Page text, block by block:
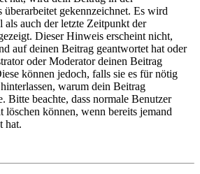
überarbeitet gekennzeichnet. Es wird
auch der letzte Zeitpunkt der
Dieser Hinweis erscheint nicht,
auf deinen Beitrag geantwortet hat oder
oder Moderator deinen Beitrag
können jedoch, falls sie es für nötig
warum dein Beitrag
Bitte beachte, dass normale Benutzer
löschen können, wenn bereits jemand
hat.